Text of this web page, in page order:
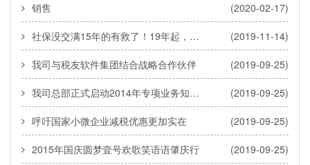
销售 (2020-02-17)
社保没交满15年的有救了！19年起，每人每月补贴1340元，继续提高待遇，更重磅的是…… (2019-11-14)
我司与税友软件集团结合战略合作伙伴 (2019-09-25)
我司总部正式启动2014年专项业务知识学习竞赛活动 (2019-09-25)
呼吁国家小微企业减税优惠更加实在 (2019-09-25)
2015年国庆圆梦壹号欢歌笑语语肇庆行 (2019-09-25)